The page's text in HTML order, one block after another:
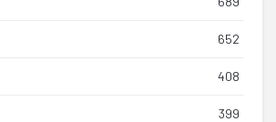
652
408
399